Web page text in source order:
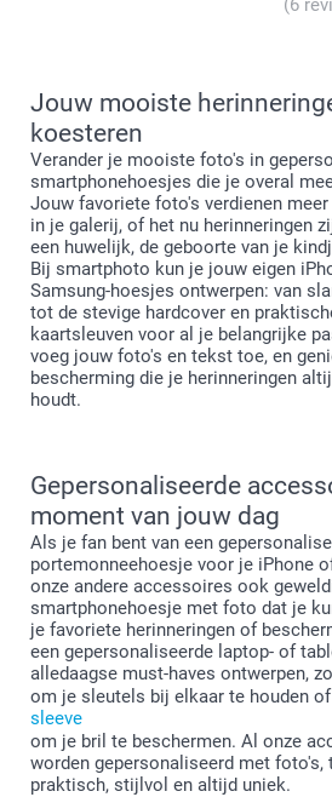
Het flexibele hoesje is gemaakt
polyurethaan (TPU), wat
bestand is tegen olie, vet en
Zowel voor iPhone als Samsung
gemaakt van duurzaam hard
bescherming biedt terwijl je
Het Samsung-
een synthetisch materiaal met
leren look, wat duurzaamheid en
Het iPhone-portemonneehoesje
beschermende basis met een
Jouw mooiste
koesteren
Verander je mooiste foto's in
smartphonehoesjes die je overal
Jouw favoriete foto's verdienen
in je galerij, of het nu herinneringen
een huwelijk, de geboorte van je
Bij smartphoto kun je jouw eigen
Samsung-hoesjes ontwerpen: van
tot de stevige hardcover en
kaartsleuven voor al je belangrijke
voeg jouw foto's en tekst toe, en
bescherming die je herinneringen
houdt.
Gepersonaliseerde
moment van jouw dag
Als je fan bent van een
portemonneehoesje voor je iPhone
onze andere accessoires ook
smartphonehoesje met foto dat je
je favoriete herinneringen of
een gepersonaliseerde laptop- of
alledaagse must-haves ontwerpen,
om je sleutels bij elkaar te houden
sleeve
om je bril te beschermen. Al onze
worden gepersonaliseerd met foto's,
praktisch, stijlvol en altijd uniek.